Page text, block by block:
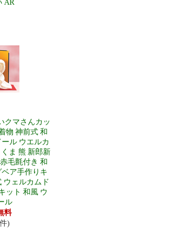
AR
クマさんカッ
物 神前式 和
ル ウエルカ
ま 熊 新郎新
毛氈付き 和
ア手作りキ
ウェルカムド
ット 和風 ウ
ル
料
)